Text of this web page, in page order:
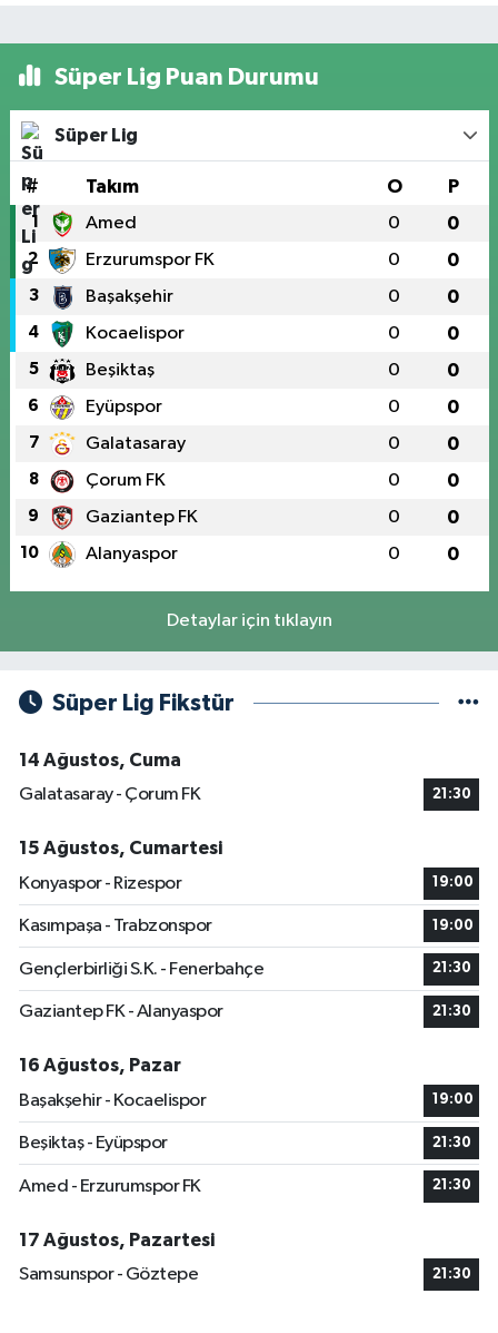
Süper Lig Puan Durumu
Süper Lig
# Takım O P
1 Amed 0 0
2 Erzurumspor FK 0 0
3 Başakşehir 0 0
4 Kocaelispor 0 0
5 Beşiktaş 0 0
6 Eyüpspor 0 0
7 Galatasaray 0 0
8 Çorum FK 0 0
9 Gaziantep FK 0 0
10 Alanyaspor 0 0
Detaylar için tıklayın
Süper Lig Fikstür
14 Ağustos, Cuma
Galatasaray - Çorum FK
21:30
15 Ağustos, Cumartesi
Konyaspor - Rizespor
19:00
Kasımpaşa - Trabzonspor 19:00
Gençlerbirliği S.K. - Fenerbahçe 21:30
Gaziantep FK - Alanyaspor 21:30
16 Ağustos, Pazar
Başakşehir - Kocaelispor
19:00
Beşiktaş - Eyüpspor 21:30
Amed - Erzurumspor FK 21:30
17 Ağustos, Pazartesi
Samsunspor - Göztepe
21:30